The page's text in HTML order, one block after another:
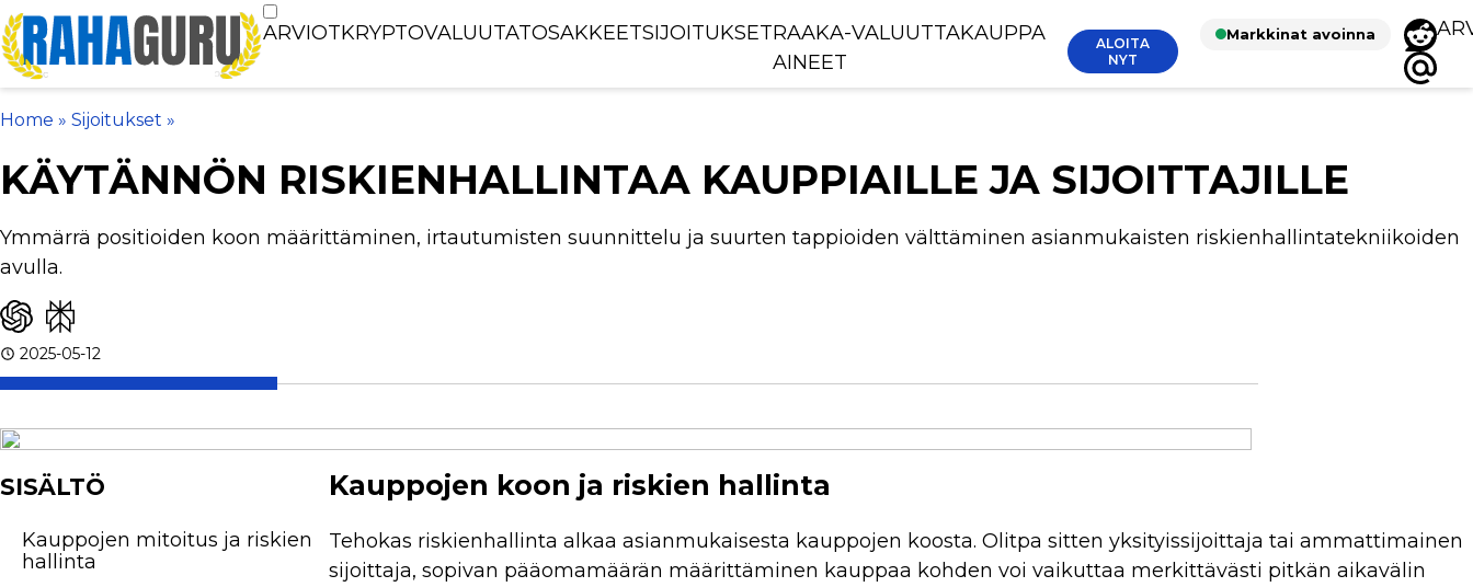
ARVIOTKRYPTOVALUUTATOSAKKEETSIJOITUKSETRAAKA-
AINEET
VALUUTTAKAUPPA
ALOITA
NYT
Markkinat avoinna
Home » Sijoitukset »
KÄYTÄNNÖN RISKIENHALLINTAA KAUPPIAILLE JA SIJOITTAJILLE
Ymmärrä positioiden koon määrittäminen, irtautumisten suunnittelu ja suurten tappioiden välttäminen asianmukaisten riskienhallintatekniikoiden
avulla.
2025-05-12
SISÄLTÖ
Kauppojen mitoitus ja riskien
hallinta
Kauppojen koon ja riskien hallinta
Tehokas riskienhallinta alkaa asianmukaisesta kauppojen koosta. Olitpa sitten yksityissijoittaja tai ammattimainen
sijoittaja, sopivan pääomamäärän määrittäminen kauppaa kohden voi vaikuttaa merkittävästi pitkän aikavälin